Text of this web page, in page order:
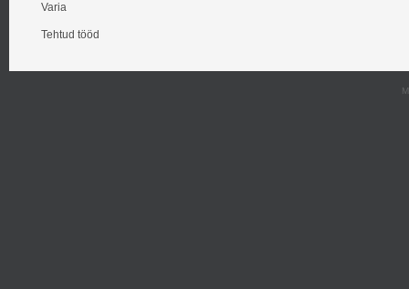
Varia
Tehtud tööd